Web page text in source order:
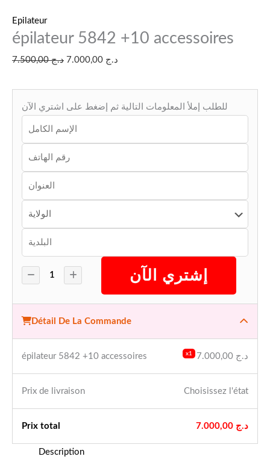
Epilateur
épilateur 5842 +10 accessoires
د.ج7.500,00 د.ج
للطلب إملأ المعلومات التالية ثم إضغط على اشتري الآن
إشتري الآن
Détail De La Commande
épilateur 5842 +10 accessoires x1 د.ج
Prix ​​de livraison Choisissez l'état
Prix ​​total د.ج
Description